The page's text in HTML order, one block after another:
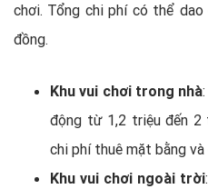
chơi. Tổng chi phí có thể
đồng.
Khu vui chơi trong nhà
động từ 1,2 triệu đến 2
chi phí thuê mặt bằng
Khu vui chơi ngoài trời